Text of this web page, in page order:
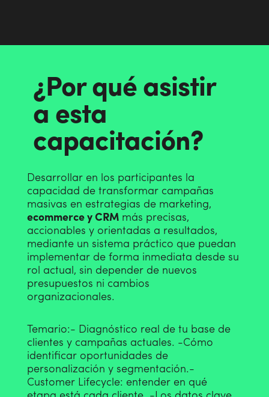
¿Por qué asistir
a esta
capacitación?
Desarrollar en los participantes la
capacidad de transformar campañas
masivas en estrategias de marketing,
ecommerce y CRM más precisas,
accionables y orientadas a resultados,
mediante un sistema práctico que puedan
implementar de forma inmediata desde su
rol actual, sin depender de nuevos
presupuestos ni cambios
organizacionales.
Temario:- Diagnóstico real de tu base de
clientes y campañas actuales. -Cómo
identificar oportunidades de
personalización y segmentación.-
Customer Lifecycle: entender en qué